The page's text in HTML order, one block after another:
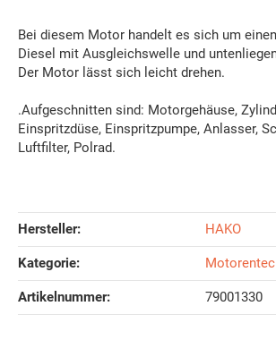
Bei diesem Motor handelt es sich um
Diesel mit Ausgleichswelle und
Der Motor lässt sich leicht drehen.
.Aufgeschnitten sind: Motorgehäuse,
Einspritzdüse, Einspritzpumpe, Anlasser,
Luftfilter, Polrad.
Hersteller: HAKO
Kategorie:
Artikelnummer: 79001330